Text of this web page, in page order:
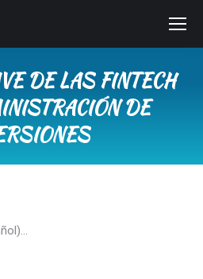
DE LAS FINTECH
DE